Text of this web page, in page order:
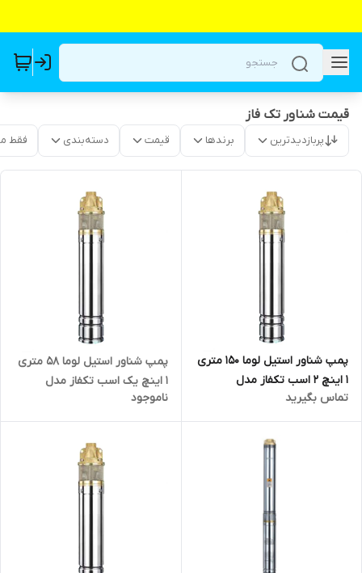
قیمت شناور تک فاز
پربازدیدترین برندها قیمت دسته‌بندی فقط
پمپ شناور استیل لوما ۱۵۰ متری
۱ اینچ ۲ اسب تکفاز مدل
4SKM200
تماس بگیرید
پمپ شناور استیل لوما ۵۸ متری
۱ اینچ یک اسب تکفاز مدل
4SKM100
ناموجود